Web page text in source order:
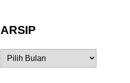
ARSIP
ARSIP